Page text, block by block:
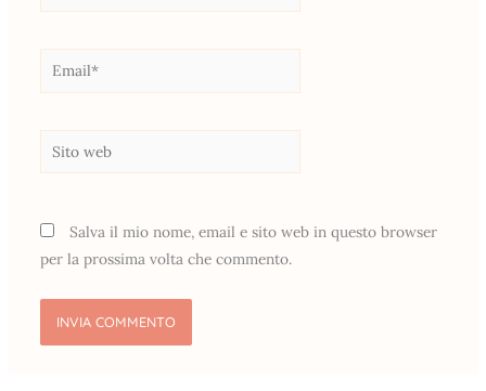
Email*
web
Salva il mio nome, email e sito web in questo browser
per la prossima volta che commento.